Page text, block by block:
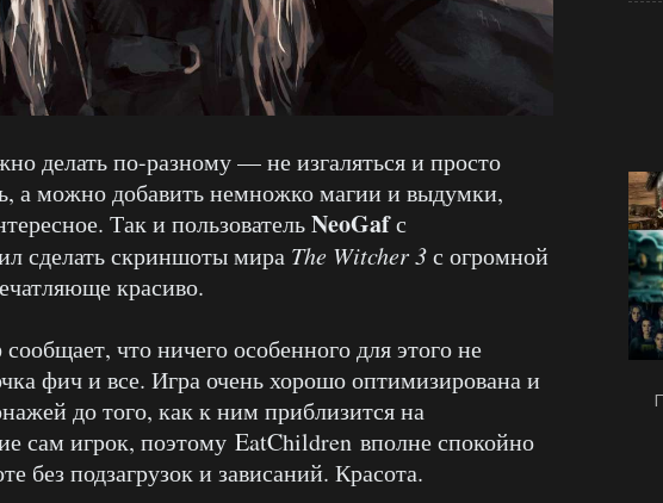
делать по-разному — не изгаляться и просто
а можно добавить немножко магии и выдумки,
Так и пользовательNeoGafс
сделать скриншоты мира The Witcher 3с огромной
красиво.
что ничего особенного для этого не
фич и все. Игра очень хорошо оптимизирована и
до того, как к ним приблизится на
сам игрок, поэтому EatChildren вполне спокойно
без подзагрузок и зависаний. Красота.